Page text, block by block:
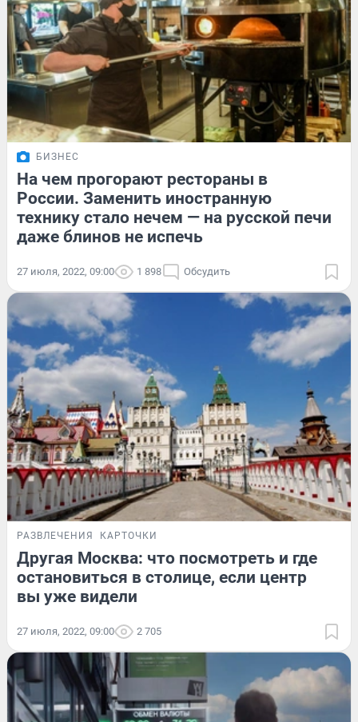
БИЗНЕС
На чем прогорают рестораны в
России. Заменить иностранную
технику стало нечем — на русской печи
даже блинов не испечь
27 июля, 2022, 09:00 1 898 Обсудить
РАЗВЛЕЧЕНИЯ КАРТОЧКИ
Другая Москва: что посмотреть и где
остановиться в столице, если центр
вы уже видели
27 июля, 2022, 09:00 2 705